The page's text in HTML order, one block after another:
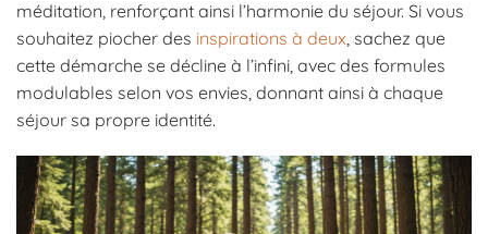
méditation, renforçant ainsi l’harmonie du séjour. Si vous
souhaitez piocher des inspirations à deux , sachez que
cette démarche se décline à l’infini, avec des formules
modulables selon vos envies, donnant ainsi à chaque
séjour sa propre identité.